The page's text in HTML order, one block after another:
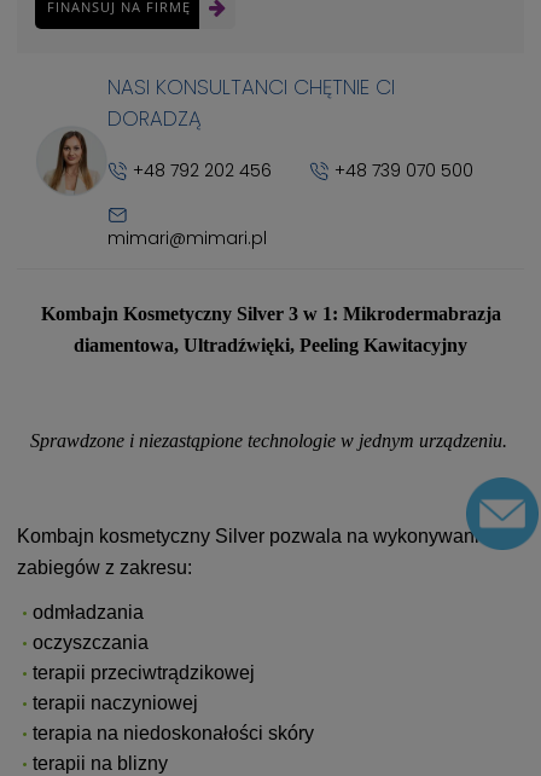
FINANSUJ NA FIRMĘ
NASI KONSULTANCI CHĘTNIE CI
DORADZĄ
+48 792 202 456 +48 739 070 500
mimari@mimari.pl
Kombajn Kosmetyczny Silver 3 w 1: Mikrodermabrazja
diamentowa, Ultradźwięki, Peeling Kawitacyjny
Sprawdzone i niezastąpione technologie w jednym urządzeniu.
Kombajn kosmetyczny Silver pozwala na wykonywanie
zabiegów z zakresu:
odmładzania
oczyszczania
terapii przeciwtrądzikowej
terapii naczyniowej
terapia na niedoskonałości skóry
terapii na blizny